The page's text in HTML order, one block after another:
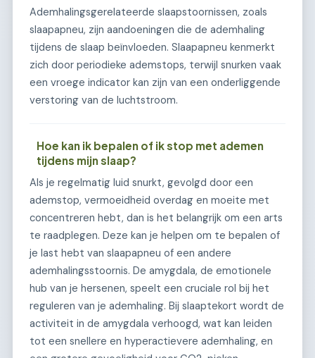
Ademhalingsgerelateerde slaapstoornissen, zoals
slaapapneu, zijn aandoeningen die de ademhaling
tijdens de slaap beïnvloeden. Slaapapneu kenmerkt
zich door periodieke ademstops, terwijl snurken vaak
een vroege indicator kan zijn van een onderliggende
verstoring van de luchtstroom.
Hoe kan ik bepalen of ik stop met ademen
tijdens mijn slaap?
Als je regelmatig luid snurkt, gevolgd door een
ademstop, vermoeidheid overdag en moeite met
concentreren hebt, dan is het belangrijk om een arts
te raadplegen. Deze kan je helpen om te bepalen of
je last hebt van slaapapneu of een andere
ademhalingsstoornis. De amygdala, de emotionele
hub van je hersenen, speelt een cruciale rol bij het
reguleren van je ademhaling. Bij slaaptekort wordt de
activiteit in de amygdala verhoogd, wat kan leiden
tot een snellere en hyperactievere ademhaling, en